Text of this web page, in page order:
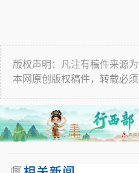
版权声明：凡注有稿件来源
本网原创版权稿件，转载必须